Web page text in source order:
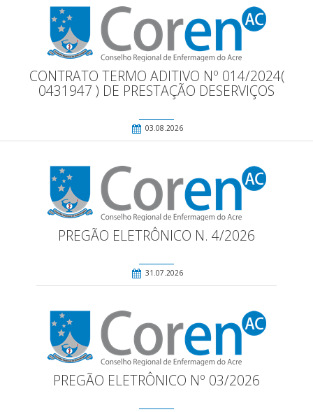
CONTRATO TERMO ADITIVO Nº 014/2024(
0431947 ) DE PRESTAÇÃO DESERVIÇOS
03.08.2026
PREGÃO ELETRÔNICO N. 4/2026
31.07.2026
PREGÃO ELETRÔNICO Nº 03/2026